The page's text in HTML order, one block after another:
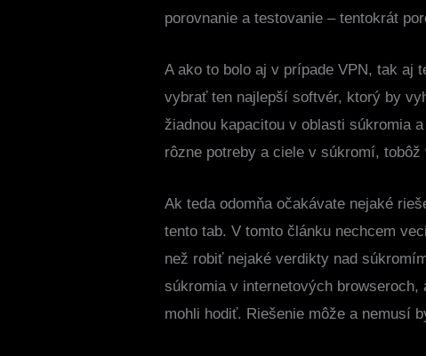
porovnanie a testovanie – tentokrát
A ako to bolo aj v prípade VPN, tak aj
vybrať ten najlepší softvér, ktorý by
žiadnou kapacitou v oblasti súkromia
rôzne potreby a ciele v súkromí,
Ak teda odomňa očakávate nejaké
tento tab. V tomto článku nechcem
než robiť nejaké verdikty nad
súkromia v internetových
mohli hodiť. Riešenie môže a nemusí